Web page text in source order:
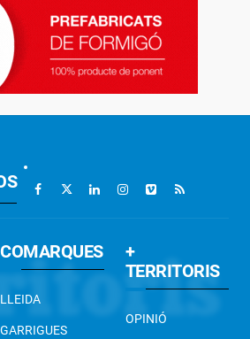
COMARQUES
LLEIDA
GARRIGUES
+
TERRITORIS
OPINIÓ